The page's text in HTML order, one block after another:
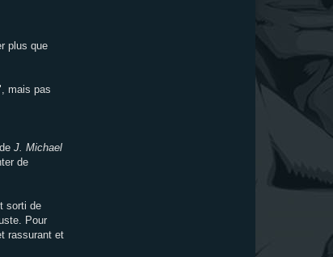
plus que
mais pas
J. Michael
de
sorti de
Pour
rassurant et